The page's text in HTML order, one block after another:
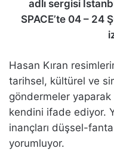
adlı sergisi
SPACE’te 04 – 24
Hasan Kıran
tarihsel, kültürel ve
göndermeler yaparak
kendini ifade ediyor.
inançları düşsel-
yorumluyor.